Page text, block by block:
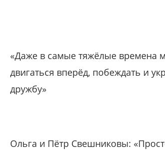
«Даже в самые тяжёлые времена
двигаться вперёд, побеждать и
дружбу»
Ольга и Пётр Свешниковы: